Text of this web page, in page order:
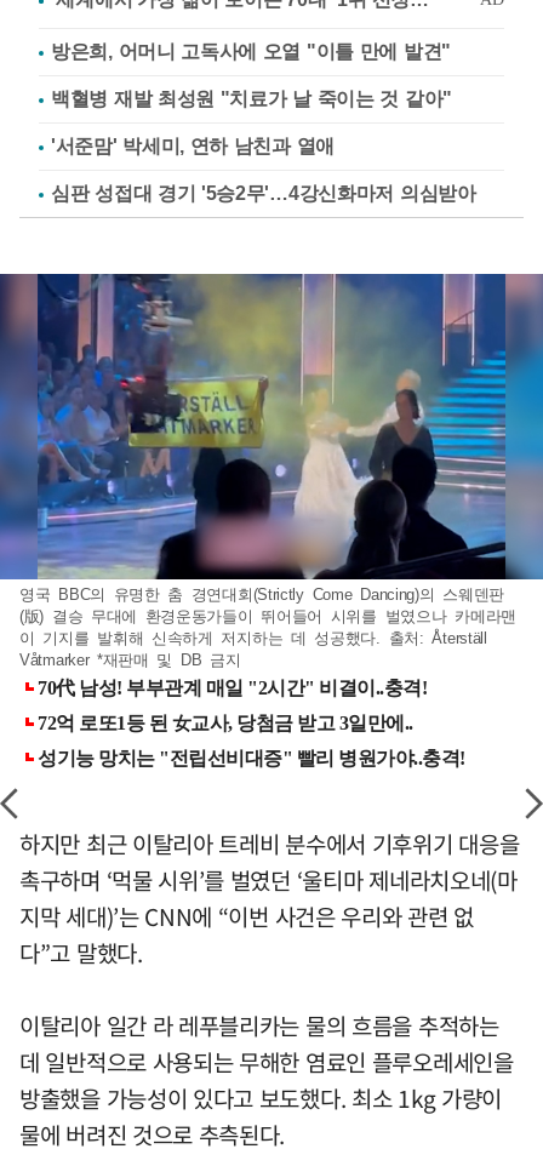
방은희, 어머니 고독사에 오열 "이틀 만에 발견"
백혈병 재발 최성원 "치료가 날 죽이는 것 같아"
'서준맘' 박세미, 연하 남친과 열애
심판 성접대 경기 '5승2무'…4강신화마저 의심받아
영국 BBC의 유명한 춤 경연대회(Strictly Come Dancing)의 스웨덴판
(版) 결승 무대에 환경운동가들이 뛰어들어 시위를 벌였으나 카메라맨
이 기지를 발휘해 신속하게 저지하는 데 성공했다. 출처: Återställ
Våtmarker *재판매 및 DB 금지
하지만 최근 이탈리아 트레비 분수에서 기후위기 대응을
촉구하며 ‘먹물 시위’를 벌였던 ‘울티마 제네라치오네(마
지막 세대)’는 CNN에 “이번 사건은 우리와 관련 없
다”고 말했다.
이탈리아 일간 라 레푸블리카는 물의 흐름을 추적하는
데 일반적으로 사용되는 무해한 염료인 플루오레세인을
방출했을 가능성이 있다고 보도했다. 최소 1kg 가량이
물에 버려진 것으로 추측된다.